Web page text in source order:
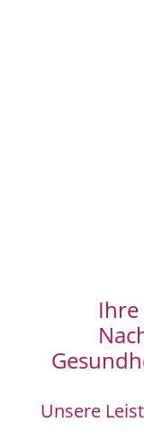
Unsere